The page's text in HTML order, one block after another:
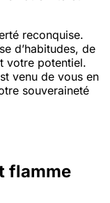
reconquise.
d’habitudes, de
votre potentiel.
venu de vous en
souveraineté
flamme